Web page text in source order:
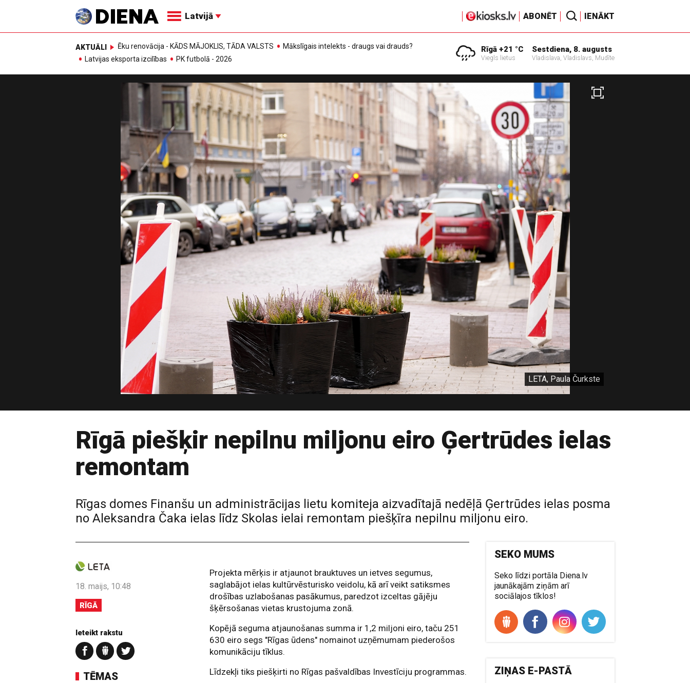
Latvijā ABONĒT IENĀKT
AKTUĀLI Ēku renovācija - KĀDS MĀJOKLIS, TĀDA VALSTS
Mākslīgais intelekts - draugs vai drauds?
Latvijas eksporta izcilības
PK futbolā - 2026
Rīgā +21 °C
Viegls lietus
Sestdiena, 8. augusts
Vladislava, Vladislavs, Mudīte
LETA, Paula Čurkste
Rīgā piešķir nepilnu miljonu eiro Ģertrūdes ielas
remontam
Rīgas domes Finanšu un administrācijas lietu komiteja aizvadītajā nedēļā Ģertrūdes ielas posma
no Aleksandra Čaka ielas līdz Skolas ielai remontam piešķīra nepilnu miljonu eiro.
18. maijs, 10:48
RĪGĀ
Ieteikt rakstu
TĒMAS
Projekta mērķis ir atjaunot brauktuves un ietves segumus,
saglabājot ielas kultūrvēsturisko veidolu, kā arī veikt satiksmes
drošības uzlabošanas pasākumus, paredzot izceltas gājēju
šķērsošanas vietas krustojuma zonā.
Kopējā seguma atjaunošanas summa ir 1,2 miljoni eiro, taču 251
630 eiro segs "Rīgas ūdens" nomainot uzņēmumam piederošos
komunikāciju tīklus.
Līdzekļi tiks piešķirti no Rīgas pašvaldības Investīciju programmas.
SEKO MUMS
Seko līdzi portāla Diena.lv
jaunākajām ziņām arī
sociālajos tīklos!
ZIŅAS E-PASTĀ